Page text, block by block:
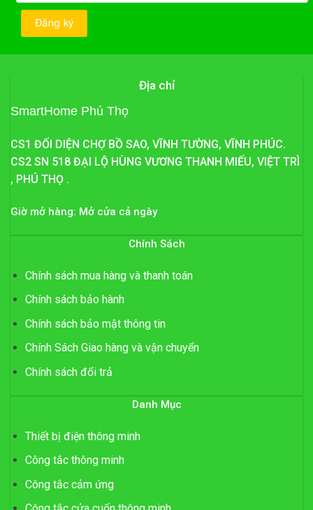
Địa chỉ
SmartHome Phú Thọ
CS1 ĐỐI DIỆN CHỢ BỒ SAO, VĨNH TƯỜNG, VĨNH PHÚC.
CS2 SN 518 ĐẠI LỘ HÙNG VƯƠNG THANH MIẾU, VIỆT TRÌ
, PHÚ THỌ .
Giờ mở hàng: Mở cửa cả ngày
Chính Sách
Chính sách mua hàng và thanh toán
Chính sách bảo hành
Chính sách bảo mật thông tin
Chính Sách Giao hàng và vận chuyển
Chính sách đổi trả
Danh Mục
Thiết bị điện thông minh
Công tắc thông minh
Công tắc cảm ứng